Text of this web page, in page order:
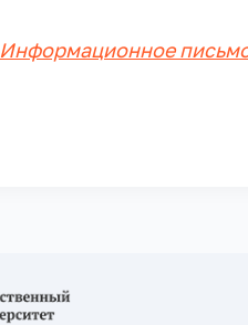
Информационное